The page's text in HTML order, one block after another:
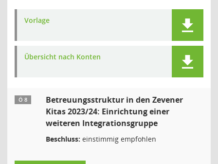
Vorlage
Übersicht nach Konten
Ö 8
Betreuungsstruktur in den Zevener
Kitas 2023/24: Einrichtung einer
weiteren Integrationsgruppe
Beschluss: einstimmig empfohlen